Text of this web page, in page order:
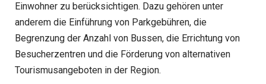
Einwohner zu berücksichtigen. Dazu gehören unter
anderem die Einführung von Parkgebühren, die
Begrenzung der Anzahl von Bussen, die Errichtung von
Besucherzentren und die Förderung von alternativen
Tourismusangeboten in der Region.